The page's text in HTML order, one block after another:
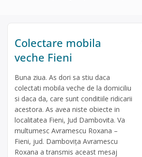
Colectare mobila
veche Fieni
Buna ziua. As dori sa stiu daca
colectati mobila veche de la domiciliu
si daca da, care sunt conditiile ridicarii
acestora. As avea niste obiecte in
localitatea Fieni, Jud Dambovita. Va
multumesc Avramescu Roxana –
Fieni, jud. Dambovița Avramescu
Roxana a transmis aceast mesaj